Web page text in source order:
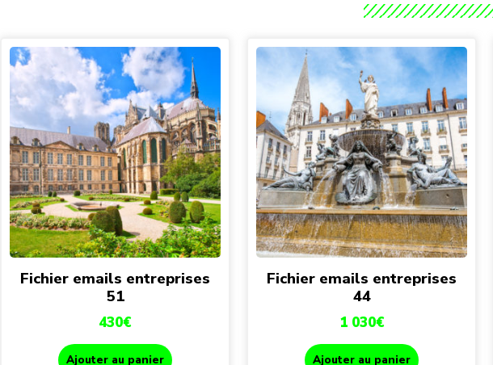
Fichier emails entreprises
51
430€
Ajouter au panier
Fichier emails entreprises
44
1 030€
Ajouter au panier